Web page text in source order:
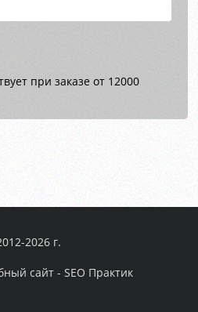
при заказе от 12000
2026 г.
сайт - SEO Практик